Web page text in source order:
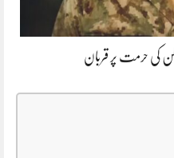
کی حرمت پر قربان